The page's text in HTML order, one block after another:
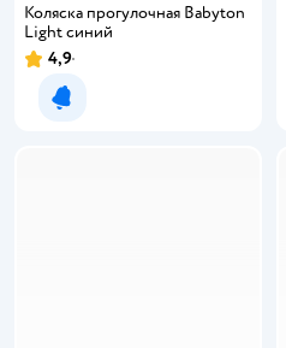
Коляска прогулочная Babyton
Light синий
4,9
Уведомить о появлении